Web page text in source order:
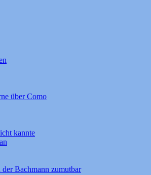
über Como
kannte
Bachmann zumutbar